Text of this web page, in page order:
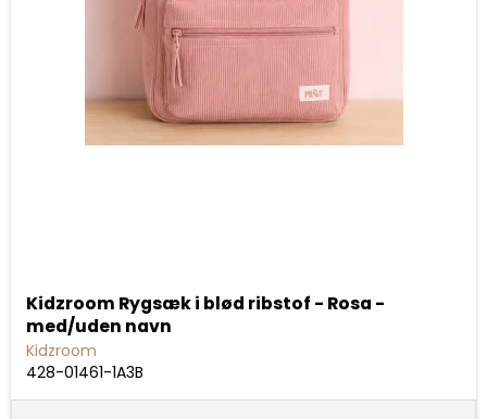
Kidzroom Rygsæk i blød ribstof - Rosa -
med/uden navn
Kidzroom
428-01461-1A3B